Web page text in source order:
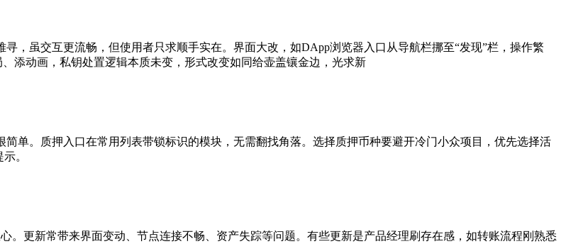
，虽交互更流畅，但使用者只求顺手实在。界面大改，如DApp浏览器入口从导航栏挪至“发现”栏，操作繁
添动画，私钥处置逻辑本质未变，形式改变如同给壶盖镶金边，光求新
单。质押入口在常用列表带锁标识的模块，无需翻找角落。选择质押币种要避开冷门小众项目，优先选择活
。
。更新常带来界面变动、节点连接不畅、资产失踪等问题。有些更新是产品经理刷存在感，如转账流程刚熟悉